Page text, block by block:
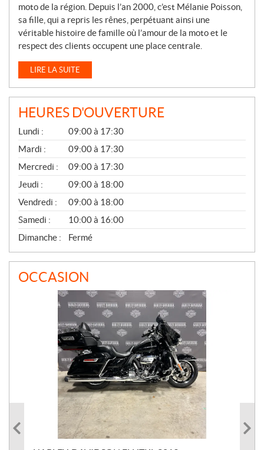
moto de la région. Depuis l’an 2000, c’est Mélanie Poisson,
sa fille, qui a repris les rênes, perpétuant ainsi une
véritable histoire de famille où l’amour de la moto et le
respect des clients occupent une place centrale.
LIRE LA SUITE
HEURES D'OUVERTURE
G
É
N
É
R
A
L
Lundi :
09:00 à 17:30
Mardi :
09:00 à 17:30
Mercredi :
09:00 à 17:30
Jeudi :
09:00 à 18:00
Vendredi :
09:00 à 18:00
Samedi :
10:00 à 16:00
Dimanche :
Fermé
OCCASION